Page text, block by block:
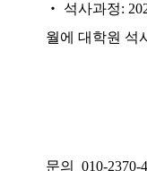
‧ 석사과정:
월에 대학원 석
문의010-2370-